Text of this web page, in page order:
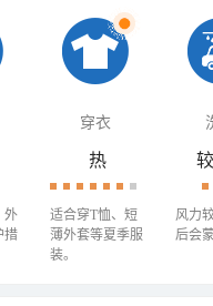
穿衣
外
措
热
适合穿T恤、短
薄外套等夏季服
装。
风力
后会